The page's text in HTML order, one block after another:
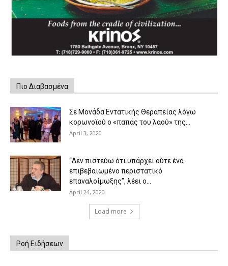
Πιο Διαβασμένα
Σε Μονάδα Εντατικής Θεραπείας λόγω
κορωνοϊού ο «παπάς του λαού» της...
April 3, 2020
“Δεν πιστεύω ότι υπάρχει ούτε ένα
επιβεβαιωμένο περιστατικό
επαναλοίμωξης”, λέει ο...
April 24, 2020
Load more
Ροή Ειδήσεων